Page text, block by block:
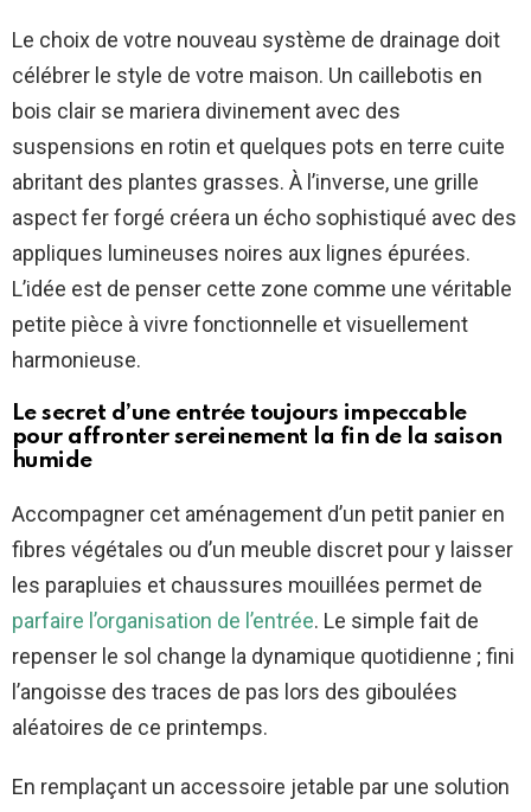
Le choix de votre nouveau système de drainage doit
célébrer le style de votre maison. Un caillebotis en
bois clair se mariera divinement avec des
suspensions en rotin et quelques pots en terre cuite
abritant des plantes grasses. À l’inverse, une grille
aspect fer forgé créera un écho sophistiqué avec des
appliques lumineuses noires aux lignes épurées.
L’idée est de penser cette zone comme une véritable
petite pièce à vivre fonctionnelle et visuellement
harmonieuse.
Le secret d’une entrée toujours impeccable
pour affronter sereinement la fin de la saison
humide
Accompagner cet aménagement d’un petit panier en
fibres végétales ou d’un meuble discret pour y laisser
les parapluies et chaussures mouillées permet de
parfaire l’organisation de l’entrée. Le simple fait de
repenser le sol change la dynamique quotidienne ; fini
l’angoisse des traces de pas lors des giboulées
aléatoires de ce printemps.
En remplaçant un accessoire jetable par une solution